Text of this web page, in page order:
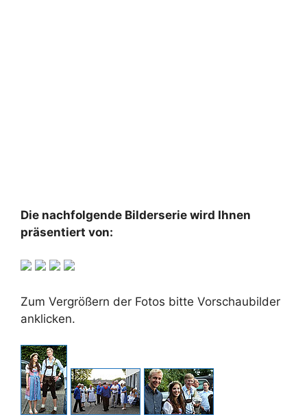
Die nachfolgende Bilderserie wird Ihnen
präsentiert von:
Zum Vergrößern der Fotos bitte Vorschaubilder
anklicken.